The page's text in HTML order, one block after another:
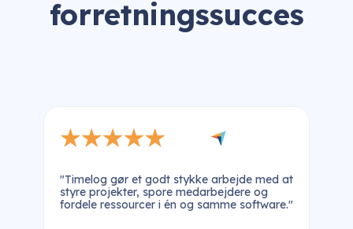
forretningssucces
"Timelog-systemet giver en bred vifte af
anvendelsesmuligheder ... Jeg kan varmt anbefale
det til alle, der sælger fakturerbare timer og